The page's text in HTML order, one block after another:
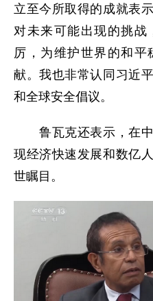
立至今所取得的成就表
对未来可能出现的挑战
厉，为维护世界的和
献。我也非常认同习近
和全球安全倡议。
鲁瓦克还表示，在中
现经济快速发展和数亿
世瞩目。